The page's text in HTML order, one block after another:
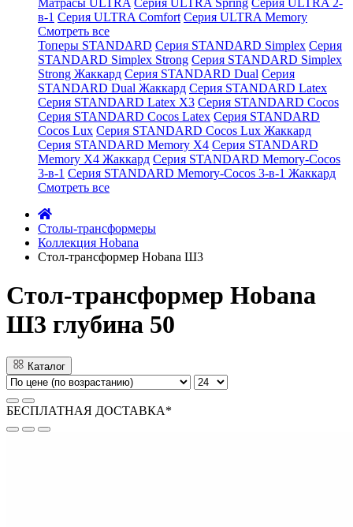
Матрасы ULTRA Серия ULTRA Spring Серия ULTRA 2-
в-1 Серия ULTRA Comfort Серия ULTRA Memory
Смотреть все
Топеры STANDARD Серия STANDARD Simplex Серия
STANDARD Simplex Strong Серия STANDARD Simplex
Strong Жаккард Серия STANDARD Dual Серия
STANDARD Dual Жаккард Серия STANDARD Latex
Серия STANDARD Latex X3 Серия STANDARD Cocos
Серия STANDARD Cocos Latex Серия STANDARD
Cocos Lux Серия STANDARD Cocos Lux Жаккард
Серия STANDARD Memory X4 Серия STANDARD
Memory X4 Жаккард Серия STANDARD Memory-Cocos
3-в-1 Серия STANDARD Memory-Cocos 3-в-1 Жаккард
Смотреть все
Cтолы-трансформеры
Коллекция Hobana
Стол-трансформер Hobana Ш3
Стол-трансформер Hobana
Ш3 глубина 50
Каталог
БЕСПЛАТНАЯ ДОСТАВКА*